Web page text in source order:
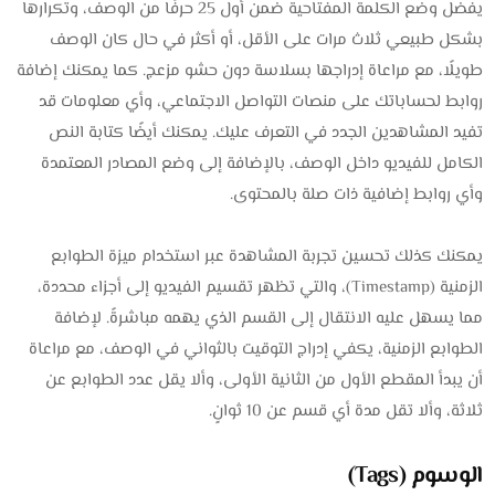
يفضل وضع الكلمة المفتاحية ضمن أول 25 حرفًا من الوصف، وتكرارها
بشكل طبيعي ثلاث مرات على الأقل، أو أكثر في حال كان الوصف
طويلًا، مع مراعاة إدراجها بسلاسة دون حشو مزعج. كما يمكنك إضافة
روابط لحساباتك على منصات التواصل الاجتماعي، وأي معلومات قد
تفيد المشاهدين الجدد في التعرف عليك. يمكنك أيضًا كتابة النص
الكامل للفيديو داخل الوصف، بالإضافة إلى وضع المصادر المعتمدة
وأي روابط إضافية ذات صلة بالمحتوى.
يمكنك كذلك تحسين تجربة المشاهدة عبر استخدام ميزة الطوابع
الزمنية (Timestamp)، والتي تظهر تقسيم الفيديو إلى أجزاء محددة،
مما يسهل عليه الانتقال إلى القسم الذي يهمه مباشرةً. لإضافة
الطوابع الزمنية، يكفي إدراج التوقيت بالثواني في الوصف، مع مراعاة
أن يبدأ المقطع الأول من الثانية الأولى، وألا يقل عدد الطوابع عن
ثلاثة، وألا تقل مدة أي قسم عن 10 ثوانٍ.
الوسوم (Tags)